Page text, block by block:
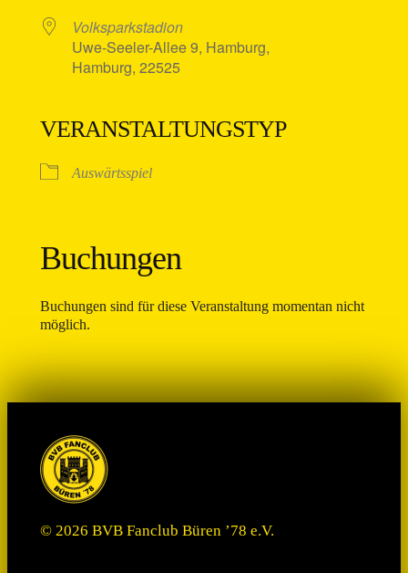
Volksparkstadion
Uwe-Seeler-Allee 9, Hamburg,
Hamburg, 22525
VERANSTALTUNGSTYP
Auswärtsspiel
Buchungen
Buchungen sind für diese Veranstaltung momentan nicht
möglich.
© 2026 BVB Fanclub Büren ’78 e.V.